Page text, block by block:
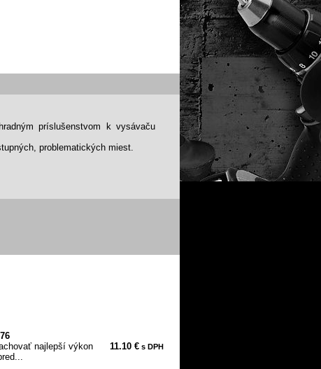
príslušenstvom k vysávaču
problematických miest.
najlepší výkon
11.10 € s DPH